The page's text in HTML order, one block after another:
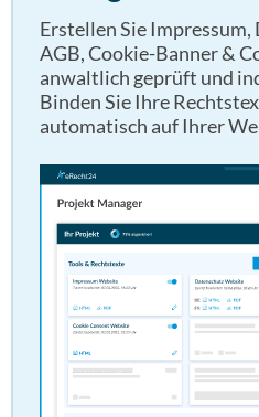
Erstellen Sie
AGB, Cookie-Banner &
anwaltlich geprüft und
Binden Sie Ihre
automatisch auf Ihrer